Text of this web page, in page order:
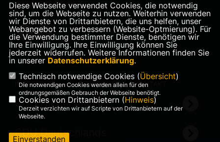
Christian Carmienke
IMPRESSUM DATENSCHUTZ KONTAKT
CDU Niedersachsen
CDU Deutschlands
Diese Webseite verwendet Cookies, die notwendig
sind, um die Webseite zu nutzen. Weiterhin verwenden
wir Dienste von Drittanbietern, die uns helfen, unser
Webangebot zu verbessern (Website-Optmierung). Für
die Verwendung bestimmter Dienste, benötigen wir
Ihre Einwilligung. Ihre Einwilligung können Sie
jederzeit widerrufen. Weitere Informationen finden Sie
in unserer Datenschutzerklärung.
Technisch notwendige Cookies (Übersicht)
Die notwendigen Cookies werden allein für den
ordnungsgemäßen Gebrauch der Webseite benötigt.
Cookies von Drittanbietern (Hinweis)
Derzeit verzichten wir auf Scripte von Drittanbietern auf der
Webseite.
Einverstanden